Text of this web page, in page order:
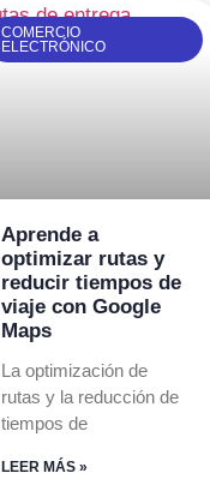
COMERCIO
ELECTRÓNICO
Aprende a
optimizar rutas y
reducir tiempos de
viaje con Google
Maps
La optimización de
rutas y la reducción de
tiempos de
LEER MÁS »